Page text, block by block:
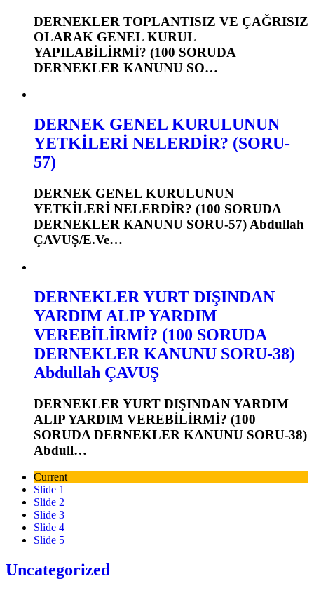
DERNEKLER TOPLANTISIZ VE ÇAĞRISIZ
OLARAK GENEL KURUL
YAPILABİLİRMİ? (100 SORUDA
DERNEKLER KANUNU SO…
DERNEK GENEL KURULUNUN
YETKİLERİ NELERDİR? (SORU-
57)
DERNEK GENEL KURULUNUN
YETKİLERİ NELERDİR? (100 SORUDA
DERNEKLER KANUNU SORU-57) Abdullah
ÇAVUŞ/E.Ve…
DERNEKLER YURT DIŞINDAN
YARDIM ALIP YARDIM
VEREBİLİRMİ? (100 SORUDA
DERNEKLER KANUNU SORU-38)
Abdullah ÇAVUŞ
DERNEKLER YURT DIŞINDAN YARDIM
ALIP YARDIM VEREBİLİRMİ? (100
SORUDA DERNEKLER KANUNU SORU-38)
Abdull…
Current
Slide 1
Slide 2
Slide 3
Slide 4
Slide 5
Uncategorized